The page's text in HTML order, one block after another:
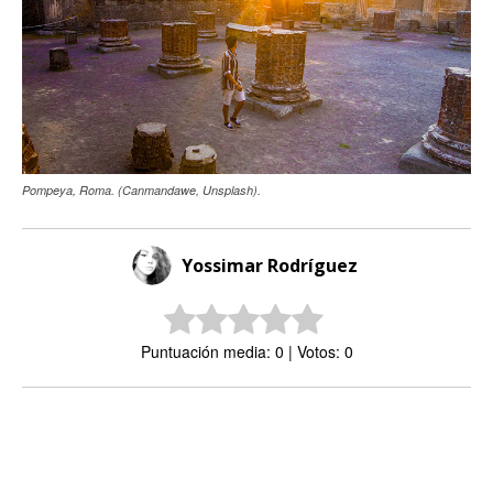
Pompeya, Roma. (Canmandawe, Unsplash).
Yossimar Rodríguez
Puntuación media: 0 | Votos: 0